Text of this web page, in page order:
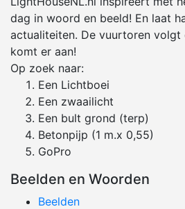
dag in woord en beeld! En laat
actualiteiten. De vuurtoren volgt
komt er aan!
Op zoek naar:
Een Lichtboei
Een zwaailicht
Een bult grond (terp)
Betonpijp (1 m.x 0,55)
GoPro
Beelden en Woorden
Beelden